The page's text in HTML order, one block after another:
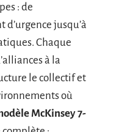
: de
jusqu’à
Chaque
à la
le collectif et
où
McKinsey 7-